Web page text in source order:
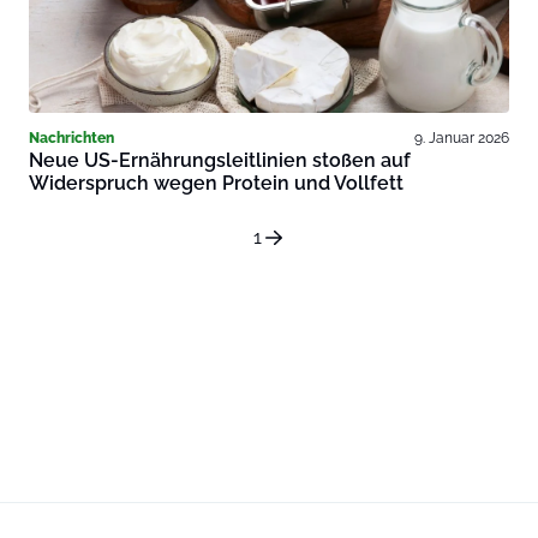
Nachrichten 9. Januar 2026
Neue US-Ernährungsleitlinien stoßen auf
Widerspruch wegen Protein und Vollfett
1